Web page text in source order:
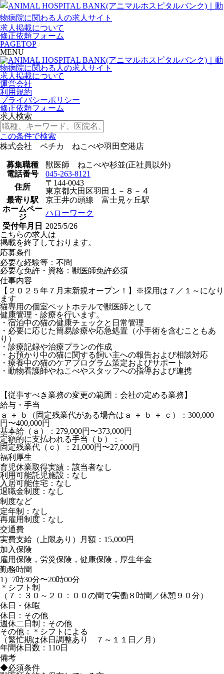
求人掲載について
修正依頼フォーム
PAGETOP
MENU
求人掲載について
運営会社
利用規約
プライバシーポリシー
修正依頼フォーム
求人検索
この条件で検索
株式会社 ペチカ ねこべや羽田空港店
募集職種
獣医師 ねこべや杉並(正社員以外)
電話番号
045-263-8121
住所
〒144-0043
東京都大田区羽田１－８－４
最寄り駅
京王井の頭線 富士見ヶ丘駅
ホームペー
ジ
ハローワーク
受付年月日
2025/5/26
こちらの求人は
掲載を終了しております。
応募条件
必要な経験等：不問
必要な免許・資格：獣医師免許必須
仕事内容
【２０２５年７月末新規オープン！】※採用は７／１～になり
ます
猫専用の個室ペットホテルで獣医師として
健康管理・診療を行います。
・宿泊中の猫の健康チェックと日常管理
・必要に応じた簡易診療や応急処置（小手術を含むこともあ
り）
・診療記録や治療プランの作成
・お預かり中の猫に関する飼い主への報告および相談対応
・療養中の猫のケアプログラム策定およびサポート
・動物看護師やねこべやスタッフへの指導および連携
【従事すべき業務の変更の範囲：会社の定める業務】
給与・手当
ａ ＋ ｂ（固定残業代がある場合はａ ＋ ｂ ＋ ｃ）：300,000
円〜400,000円
基本給（ａ）：279,000円〜373,000円
定額的に支払われる手当（ｂ）：-
固定残業代（ｃ）：21,000円〜27,000円
福利厚生
育児休業取得実績：該当者なし
利用可能託児施設：なし
入居可能住宅：なし
退職金制度：なし
制度など
定年制：なし
再雇用制度：なし
交通費
実費支給（上限あり）月額：15,000円
加入保険
雇用保険，労災保険，健康保険，厚生年金
勤務時間
1）7時30分〜20時00分
＊シフト制
（７：３０～２０：００の間で実働８時間／休憩９０分）
休日・休暇
休日：その他
週休二日制：その他
その他：＊シフトによる
（繁忙期は休日調整あり ７～１１日／月）
年間休日数：110日
備考
◆必須条件